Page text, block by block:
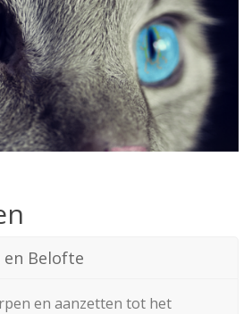
en Belofte
en aanzetten tot het